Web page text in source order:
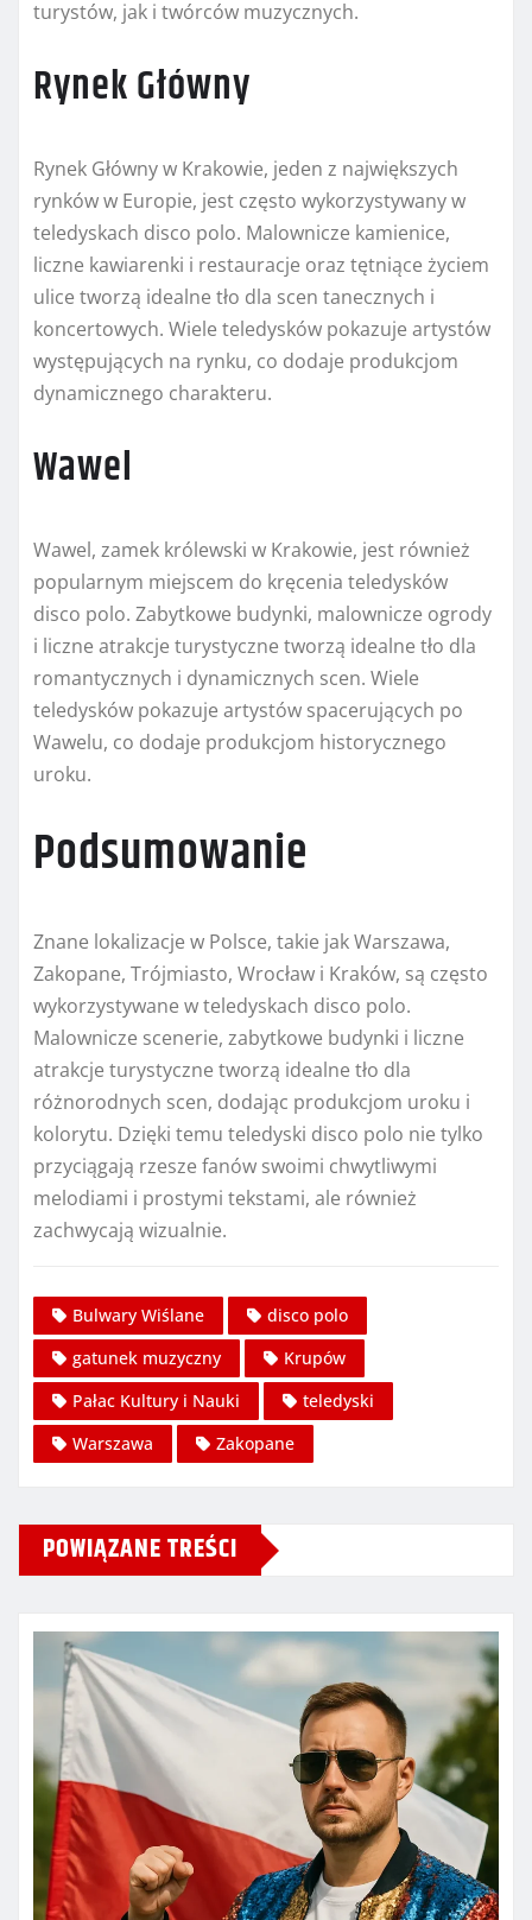
turystów, jak i twórców muzycznych.
Rynek Główny
Rynek Główny w Krakowie, jeden z największych
rynków w Europie, jest często wykorzystywany w
teledyskach disco polo. Malownicze kamienice,
liczne kawiarenki i restauracje oraz tętniące życiem
ulice tworzą idealne tło dla scen tanecznych i
koncertowych. Wiele teledysków pokazuje artystów
występujących na rynku, co dodaje produkcjom
dynamicznego charakteru.
Wawel
Wawel, zamek królewski w Krakowie, jest również
popularnym miejscem do kręcenia teledysków
disco polo. Zabytkowe budynki, malownicze ogrody
i liczne atrakcje turystyczne tworzą idealne tło dla
romantycznych i dynamicznych scen. Wiele
teledysków pokazuje artystów spacerujących po
Wawelu, co dodaje produkcjom historycznego
uroku.
Podsumowanie
Znane lokalizacje w Polsce, takie jak Warszawa,
Zakopane, Trójmiasto, Wrocław i Kraków, są często
wykorzystywane w teledyskach disco polo.
Malownicze scenerie, zabytkowe budynki i liczne
atrakcje turystyczne tworzą idealne tło dla
różnorodnych scen, dodając produkcjom uroku i
kolorytu. Dzięki temu teledyski disco polo nie tylko
przyciągają rzesze fanów swoimi chwytliwymi
melodiami i prostymi tekstami, ale również
zachwycają wizualnie.
Bulwary Wiślane
disco polo
gatunek muzyczny
Krupów
Pałac Kultury i Nauki
teledyski
Warszawa
Zakopane
POWIĄZANE TREŚCI